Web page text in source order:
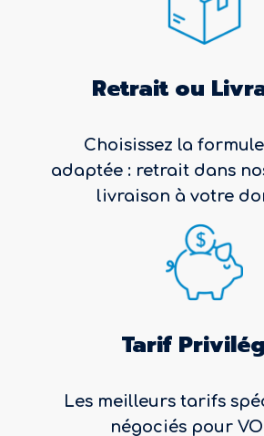
Retrait ou
Choisissez la
adaptée : retrait dans
livraison à votre
Tarif
Les meilleurs tarifs
négociés pour